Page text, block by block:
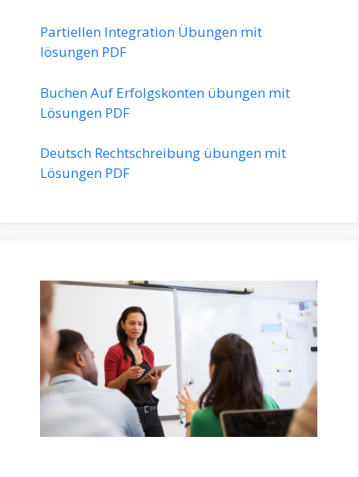
Partiellen Integration Übungen mit
lösungen PDF
Buchen Auf Erfolgskonten übungen mit
Lösungen PDF
Deutsch Rechtschreibung übungen mit
Lösungen PDF